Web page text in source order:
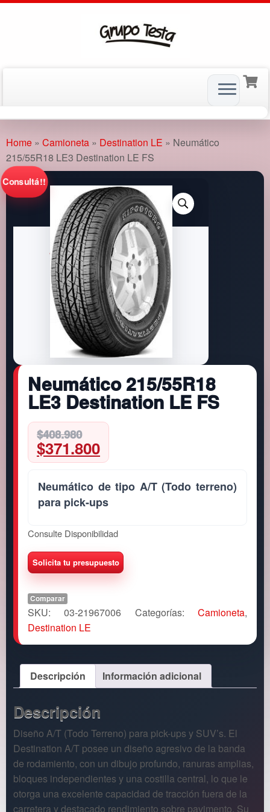
to
content
Home » Camioneta » Destination LE » Neumático
215/55R18 LE3 Destination LE FS
Consultá!!
Neumático 215/55R18
LE3 Destination LE FS
$408.980
Original
price
was:
$408.980.
$371.800
Current
price
is:
$371.800.
Neumático de tipo A/T (Todo terreno)
para pick-ups
Consulte Disponibilidad
Comparar
SKU:03-21967006 Categorías:Camioneta,
Destination LE
Descripción Información adicional
Descripción
Diseño A/T (Todo Terreno) para pick-ups y SUV’s. El
Destination A/T posee un diseño agresivo de la banda
de rodamiento, con un dibujo profundo, ranuras amplias,
bloques independientes y una costilla central, lo que le
otorga una excelente capacidad de tracción fuera de la
carretera y destacado rendimiento sobre pavimento. Su